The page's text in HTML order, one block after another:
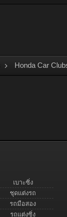
Honda Car
เบาะซิ่ง
ชุดแต่งรถ
รถมือสอง
รถแต่งซิ่ง